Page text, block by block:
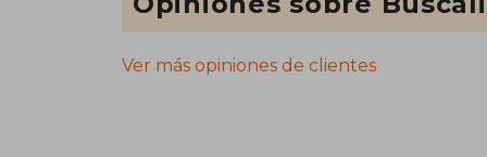
Ver más opiniones de clientes